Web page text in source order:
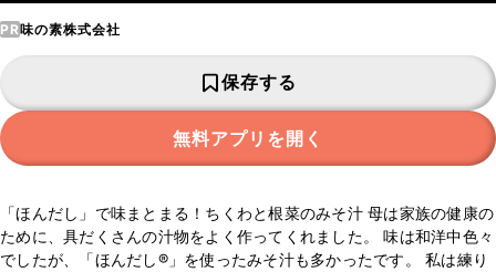
PR味の素株式会社
保存する
無料アプリを開く
「ほんだし」で味まとまる！ちくわと根菜のみそ汁 母は家族の健康の
ために、具だくさんの汁物をよく作ってくれました。 味は和洋中色々
でしたが、「ほんだし®」を使ったみそ汁も多かったです。 私は練り